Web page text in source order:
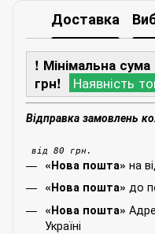
Доставка
! Мінімальна
грн!
Наявність
Відправка замовлень
від 80 грн.
«Нова пошта» на
«Нова пошта» до
«Нова пошта»
Україні